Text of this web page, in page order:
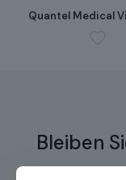
Quantel Medical
Bleiben